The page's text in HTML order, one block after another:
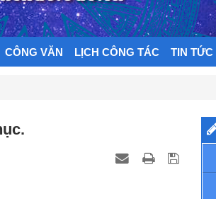
CÔNG VĂN LỊCH CÔNG TÁC TIN TỨC